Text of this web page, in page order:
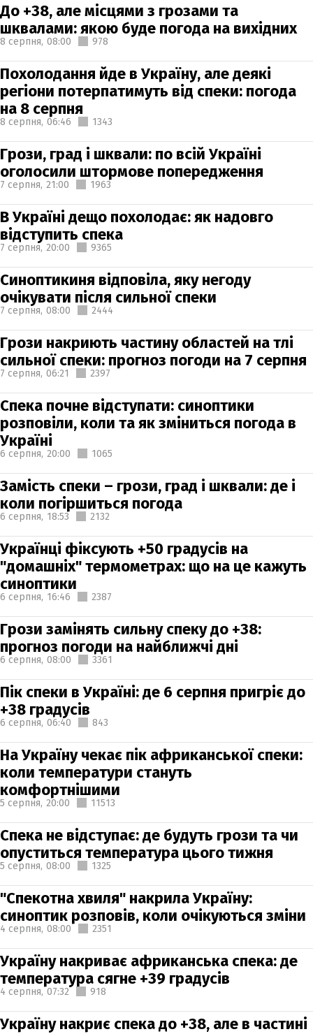
До +38, але місцями з грозами та
шквалами: якою буде погода на вихідних
8 серпня, 08:00 978
Похолодання йде в Україну, але деякі
регіони потерпатимуть від спеки: погода
на 8 серпня
8 серпня, 06:46 1343
Грози, град і шквали: по всій Україні
оголосили штормове попередження
7 серпня, 21:00 1963
В Україні дещо похолодає: як надовго
відступить спека
7 серпня, 20:00 9365
Синоптикиня відповіла, яку негоду
очікувати після сильної спеки
7 серпня, 08:00 2444
Грози накриють частину областей на тлі
сильної спеки: прогноз погоди на 7 серпня
7 серпня, 06:21 2397
Спека почне відступати: синоптики
розповіли, коли та як зміниться погода в
Україні
6 серпня, 20:00 1065
Замість спеки – грози, град і шквали: де і
коли погіршиться погода
6 серпня, 18:53 2132
Українці фіксують +50 градусів на
"домашніх" термометрах: що на це кажуть
синоптики
6 серпня, 16:46 2387
Грози замінять сильну спеку до +38:
прогноз погоди на найближчі дні
6 серпня, 08:00 3361
Пік спеки в Україні: де 6 серпня пригріє до
+38 градусів
6 серпня, 06:40 843
На Україну чекає пік африканської спеки:
коли температури стануть
комфортнішими
5 серпня, 20:00 11513
Спека не відступає: де будуть грози та чи
опуститься температура цього тижня
5 серпня, 08:00 1325
"Спекотна хвиля" накрила Україну:
синоптик розповів, коли очікуються зміни
4 серпня, 08:00 2351
Україну накриває африканська спека: де
температура сягне +39 градусів
4 серпня, 07:32 918
Україну накриє спека до +38, але в частині